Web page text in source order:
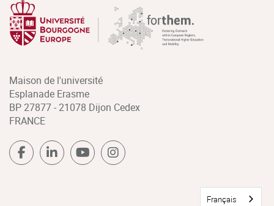
Maison de l'université
Esplanade Erasme
BP 27877 - 21078 Dijon Cedex
FRANCE
Français